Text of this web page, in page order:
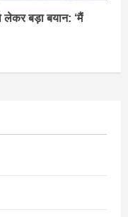
बड़ा बयान: ‘मैं